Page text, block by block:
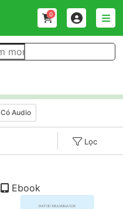
0
Có Audio
Lọc
Ebook